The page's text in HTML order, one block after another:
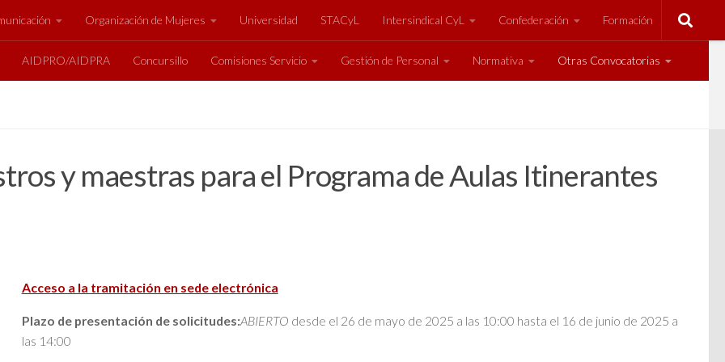
Organización de Mujeres Universidad STACyL Intersindical CyL Confederación Formación
AIDPRO/AIDPRA Concursillo Comisiones Servicio Gestión de Personal Normativa Otras Convocatorias
y maestras para el Programa de Aulas Itinerantes
Acceso a la tramitación en sede electrónica
Plazo de presentación de solicitudes:ABIERTO desde el 26 de mayo de 2025 a las 10:00 hasta el 16 de junio de 2025 a
las 14:00